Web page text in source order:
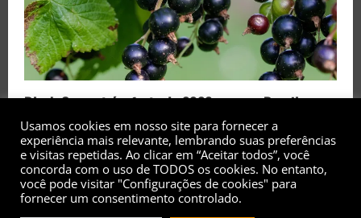
Black Currant é a fruta de 2026 rara no Brasil
Redação MC 0
Usamos cookies em nosso site para fornecer a
experiência mais relevante, lembrando suas preferências
e visitas repetidas. Ao clicar em “Aceitar todos”, você
concorda com o uso de TODOS os cookies. No entanto,
você pode visitar "Configurações de cookies" para
fornecer um consentimento controlado.